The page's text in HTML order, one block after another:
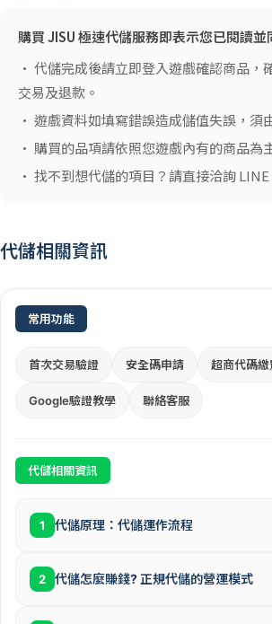
購買 JISU 極速代儲服務即表示您已閱讀並
• 代儲完成後請立即登入遊戲確認商品，
交易及退款。
• 遊戲資料如填寫錯誤造成儲值失誤，須
• 購買的品項請依照您遊戲內有的商品為
• 找不到想代儲的項目？請直接洽詢 LINE
代儲相關資訊
常用功能
首次交易驗證 安全碼申請 超商代碼繳
Google驗證教學 聯絡客服
代儲相關資訊
1 代儲原理：代儲運作流程
2 代儲怎麼賺錢? 正規代儲的營運模式